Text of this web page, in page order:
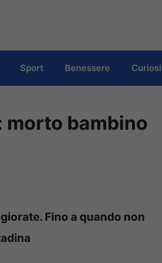
Sport Benessere
morto bambino
Fino a quando non